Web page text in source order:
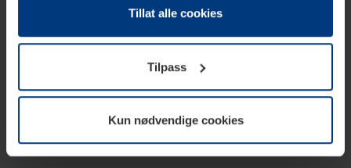
datamaskin, hvis disse er absolutt nødvendig for drift av
trenger vi din tillatelse. Du kan når som helst endre eller
tilbakekalle ditt samtykke i forklaringen av
informasjonskapselen på sidenPersonvernerklæringpå
Tillat alle cookies
Tilpass
Kun nødvendige cookies